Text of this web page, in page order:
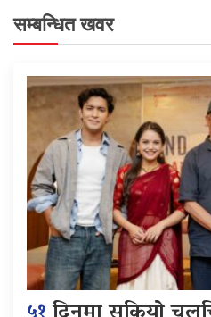
सम्बन्धित खवर